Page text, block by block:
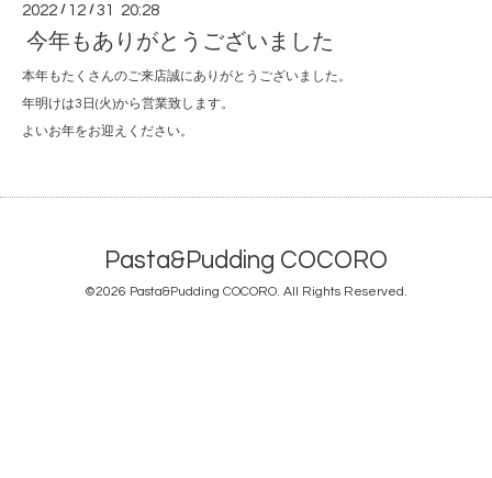
2022 / 12 /31 20:28
今年もありがとうございました
本年もたくさんのご来店誠にありがとうございました。
年明けは3日(火)から営業致します。
よいお年をお迎えください。
Pasta&Pudding COCORO
©2026 Pasta&Pudding COCORO . All Rights Reserved.